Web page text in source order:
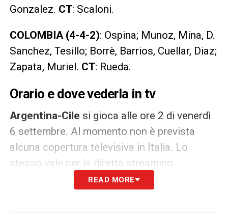
Gonzalez. CT: Scaloni.
COLOMBIA (4-4-2): Ospina; Munoz, Mina, D.
Sanchez, Tesillo; Borrè, Barrios, Cuellar, Diaz;
Zapata, Muriel. CT: Rueda.
Orario e dove vederla in tv
Argentina-Cile si gioca alle ore 2 di venerdì
6 settembre. Al momento non è prevista
alcuna copertura televisiva in Italia. Lo
stesso vale per la diretta streaming.
READ MORE